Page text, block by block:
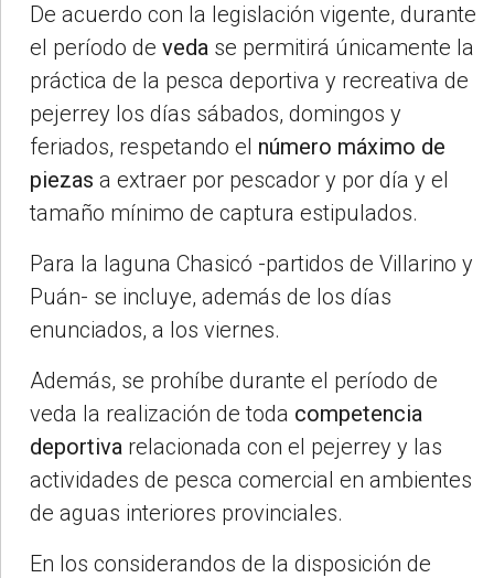
De acuerdo con la legislación vigente, durante
el período de veda se permitirá únicamente la
práctica de la pesca deportiva y recreativa de
pejerrey los días sábados, domingos y
feriados, respetando el número máximo de
piezas a extraer por pescador y por día y el
tamaño mínimo de captura estipulados.
Para la laguna Chasicó -partidos de Villarino y
Puán- se incluye, además de los días
enunciados, a los viernes.
Además, se prohíbe durante el período de
veda la realización de toda competencia
deportiva relacionada con el pejerrey y las
actividades de pesca comercial en ambientes
de aguas interiores provinciales.
En los considerandos de la disposición de